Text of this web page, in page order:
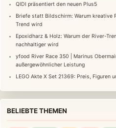
QIDI präsentiert den neuen Plus5
Briefe statt Bildschirm: Warum kreative
Trend wird
Epoxidharz & Holz: Warum der River-
nachhaltiger wird
yfood River Race 350 | Marinus
außergewöhnlicher Leistung
LEGO Akte X Set 21369: Preis, Figuren
BELIEBTE THEMEN